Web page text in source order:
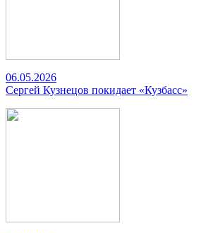
06.05.2026
Сергей Кузнецов покидает «Кузбасс»